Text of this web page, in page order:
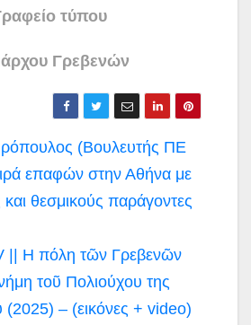
τύπου
Γρεβενών
(Βουλευτής ΠΕ
επαφών στην Αθήνα με
και θεσμικούς παράγοντες
|| Η πόλη τῶν Γρεβενῶν
τοῦ Πολιούχου της
(2025) – (εικόνες + video)